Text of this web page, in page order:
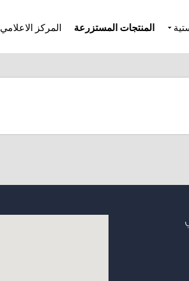
المنتجات المستزرعة المركز الاعلامي